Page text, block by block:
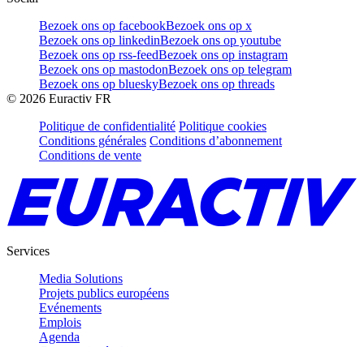
Bezoek ons op facebookBezoek ons op x
Bezoek ons op linkedinBezoek ons op youtube
Bezoek ons op rss-feedBezoek ons op instagram
Bezoek ons op mastodonBezoek ons op telegram
Bezoek ons op blueskyBezoek ons op threads
© 2026 Euractiv FR
Politique de confidentialité Politique cookies
Conditions générales Conditions d’abonnement
Conditions de vente
Services
Media Solutions
Projets publics européens
Evénements
Emplois
Agenda